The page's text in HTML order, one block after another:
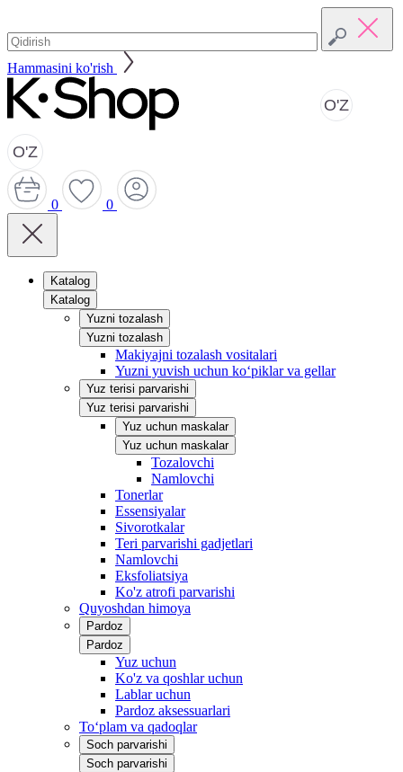
Hammasini ko'rish
O'Z
O'Z
0 0
Katalog
Katalog
Yuzni tozalash
Yuzni tozalash
Makiyajni tozalash vositalari
Yuzni yuvish uchun ko‘piklar va gellar
Yuz terisi parvarishi
Yuz terisi parvarishi
Yuz uchun maskalar
Yuz uchun maskalar
Tozalovchi
Namlovchi
Tonerlar
Essensiyalar
Sivorotkalar
Teri parvarishi gadjetlari
Namlovchi
Eksfoliatsiya
Ko'z atrofi parvarishi
Quyoshdan himoya
Pardoz
Pardoz
Yuz uchun
Ko'z va qoshlar uchun
Lablar uchun
Pardoz aksessuarlari
To‘plam va qadoqlar
Soch parvarishi
Soch parvarishi